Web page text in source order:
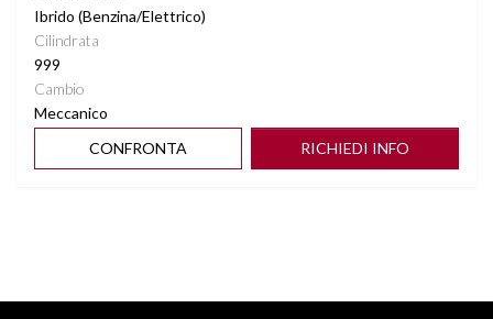
Ibrido (Benzina/Elettrico)
Cilindrata
999
Cambio
Meccanico
CONFRONTA
RICHIEDI INFO